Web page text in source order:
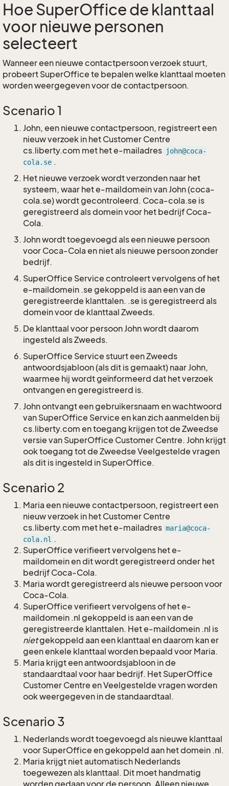
Hoe SuperOffice de klanttaal
voor nieuwe personen
selecteert
Wanneer een nieuwe contactpersoon verzoek stuurt,
probeert SuperOffice te bepalen welke klanttaal moeten
worden weergegeven voor de contactpersoon.
Scenario 1
John, een nieuwe contactpersoon, registreert een
nieuw verzoek in het Customer Centre
cs.liberty.com met het e-mailadres john@coca-
cola.se .
Het nieuwe verzoek wordt verzonden naar het
systeem, waar het e-maildomein van John (coca-
cola.se) wordt gecontroleerd. Coca-cola.se is
geregistreerd als domein voor het bedrijf Coca-
Cola.
John wordt toegevoegd als een nieuwe persoon
voor Coca-Cola en niet als nieuwe persoon zonder
bedrijf.
SuperOffice Service controleert vervolgens of het
e-maildomein .se gekoppeld is aan een van de
geregistreerde klanttalen. .se is geregistreerd als
domein voor de klanttaal Zweeds.
De klanttaal voor persoon John wordt daarom
ingesteld als Zweeds.
SuperOffice Service stuurt een Zweeds
antwoordsjabloon (als dit is gemaakt) naar John,
waarmee hij wordt geïnformeerd dat het verzoek
ontvangen en geregistreerd is.
John ontvangt een gebruikersnaam en wachtwoord
van SuperOffice Service en kan zich aanmelden bij
cs.liberty.com en toegang krijgen tot de Zweedse
versie van SuperOffice Customer Centre. John krijgt
ook toegang tot de Zweedse Veelgestelde vragen
als dit is ingesteld in SuperOffice.
Scenario 2
Maria een nieuwe contactpersoon, registreert een
nieuw verzoek in het Customer Centre
cs.liberty.com met het e-mailadres maria@coca-
cola.nl .
SuperOffice verifieert vervolgens het e-
maildomein en dit wordt geregistreerd onder het
bedrijf Coca-Cola.
Maria wordt geregistreerd als nieuwe persoon voor
Coca-Cola.
SuperOffice verifieert vervolgens of het e-
maildomein .nl gekoppeld is aan een van de
geregistreerde klanttalen. Het e-maildomein .nl is
nietgekoppeld aan een klanttaal en daarom kan er
geen enkele klanttaal worden bepaald voor Maria.
Maria krijgt een antwoordsjabloon in de
standaardtaal voor haar bedrijf. Het SuperOffice
Customer Centre en Veelgestelde vragen worden
ook weergegeven in de standaardtaal.
Scenario 3
Nederlands wordt toegevoegd als nieuwe klanttaal
voor SuperOffice en gekoppeld aan het domein .nl.
Maria krijgt niet automatisch Nederlands
toegewezen als klanttaal. Dit moet handmatig
worden gedaan voor de persoon. Alleen nieuwe